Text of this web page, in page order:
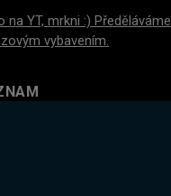
na YT, mrkni :) Předěláváme
vybavením.